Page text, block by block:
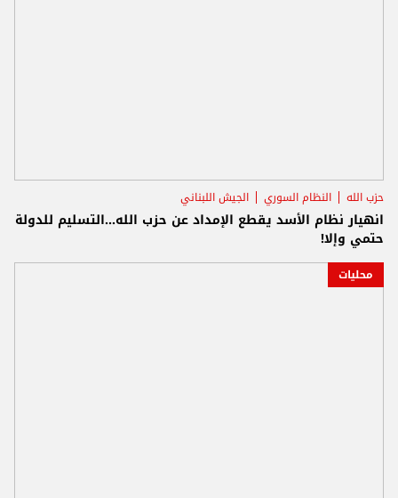
حزب الله النظام السوري الجيش اللبناني
انهيار نظام الأسد يقطع الإمداد عن حزب الله...التسليم للدولة
حتمي وإلا!
محليات